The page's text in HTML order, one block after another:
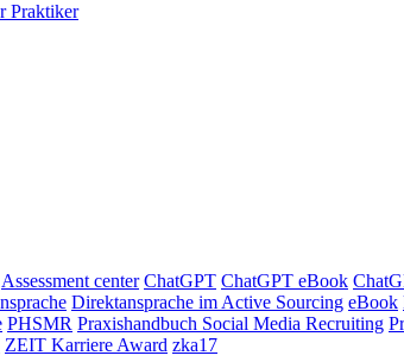
Praktiker
Assessment center ChatGPT ChatGPT eBook
Direktansprache im Active Sourcing eBook
PHSMR Praxishandbuch Social Media Recruiting
ZEIT Karriere Award zka17